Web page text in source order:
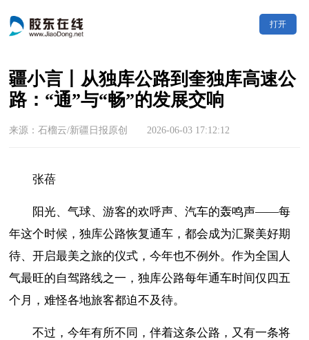
打开
疆小言丨从独库公路到奎独库高速公
路：“通”与“畅”的发展交响
来源：石榴云/新疆日报原创 2026-06-03 17:12:12
张蓓
阳光、气球、游客的欢呼声、汽车的轰鸣声——每
年这个时候，独库公路恢复通车，都会成为汇聚美好期
待、开启最美之旅的仪式，今年也不例外。作为全国人
气最旺的自驾路线之一，独库公路每年通车时间仅四五
个月，难怪各地旅客都迫不及待。
不过，今年有所不同，伴着这条公路，又有一条将